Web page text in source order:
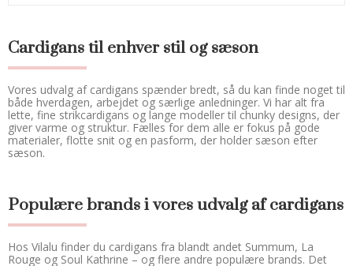
Cardigans til enhver stil og sæson
Vores udvalg af cardigans spænder bredt, så du kan finde noget til
både hverdagen, arbejdet og særlige anledninger. Vi har alt fra
lette, fine strikcardigans og lange modeller til chunky designs, der
giver varme og struktur. Fælles for dem alle er fokus på gode
materialer, flotte snit og en pasform, der holder sæson efter
sæson.
Populære brands i vores udvalg af cardigans
Hos Vilalu finder du cardigans fra blandt andet Summum, La
Rouge og Soul Kathrine – og flere andre populære brands. Det